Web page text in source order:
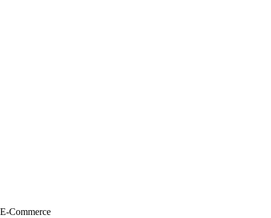
E-Commerce